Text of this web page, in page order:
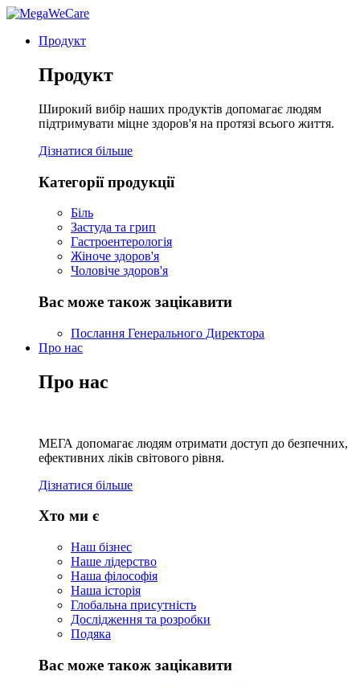
Продукт
Продукт
Широкий вибір наших продуктів допомагає людям
підтримувати міцне здоров'я на протязі всього життя.
Дізнатися більше
Категорії продукції
Біль
Застуда та грип
Гастроентерологія
Жіноче здоров'я
Чоловіче здоров'я
Вас може також зацікавити
Послання Генерального Директора
Про нас
Про нас
МЕГА допомагає людям отримати доступ до безпечних,
ефективних ліків світового рівня.
Дізнатися більше
Хто ми є
Наш бізнес
Наше лідерство
Наша філософія
Наша історія
Глобальна присутність
Дослідження та розробки
Подяка
Вас може також зацікавити